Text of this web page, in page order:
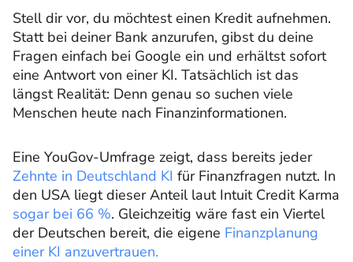
Stell dir vor, du möchtest einen Kredit aufnehmen.
Statt bei deiner Bank anzurufen, gibst du deine
Fragen einfach bei Google ein und erhältst sofort
eine Antwort von einer KI. Tatsächlich ist das
längst Realität: Denn genau so suchen viele
Menschen heute nach Finanzinformationen.
Eine YouGov-Umfrage zeigt, dass bereits jeder
Zehnte in Deutschland KI für Finanzfragen nutzt. In
den USA liegt dieser Anteil laut Intuit Credit Karma
sogar bei 66 %. Gleichzeitig wäre fast ein Viertel
der Deutschen bereit, die eigene Finanzplanung
einer KI anzuvertrauen.